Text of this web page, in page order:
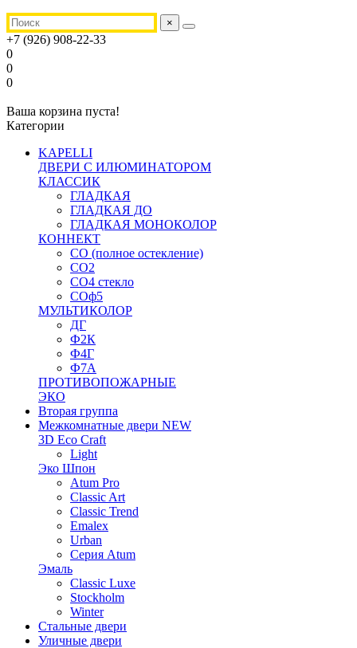
×
+7 (926) 908-22-33
0
0
0
Ваша корзина пуста!
Категории
KAPELLI
ДВЕРИ С ИЛЮМИНАТОРОМ
КЛАССИК
ГЛАДКАЯ
ГЛАДКАЯ ДО
ГЛАДКАЯ МОНОКОЛОР
КОННЕКТ
СО (полное остекление)
СО2
СО4 стекло
СОф5
МУЛЬТИКОЛОР
ДГ
Ф2К
Ф4Г
Ф7А
ПРОТИВОПОЖАРНЫЕ
ЭКО
Вторая группа
Межкомнатные двери NEW
3D Eco Craft
Light
Эко Шпон
Atum Pro
Classic Art
Classic Trend
Emalex
Urban
Серия Atum
Эмаль
Classic Luxe
Stockholm
Winter
Стальные двери
Уличные двери